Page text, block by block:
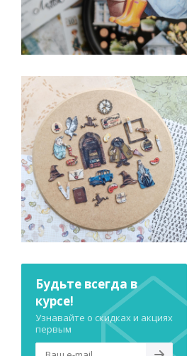
Будьте всегда в
курсе!
Узнавайте о скидках и акциях
первым